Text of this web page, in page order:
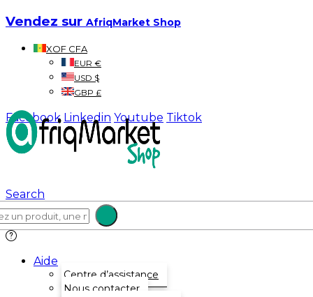
Vendez sur AfriqMarket Shop
XOF CFA
EUR €
USD $
GBP £
Facebook Linkedin Youtube Tiktok
Search
Aide
Centre d’assistance
Nous contacter